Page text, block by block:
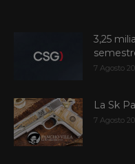
3,25
7 Agosto
La Sk
7 Agosto